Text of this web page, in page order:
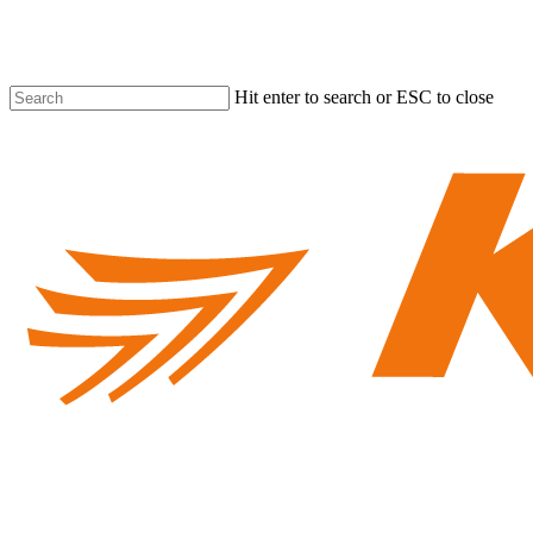
content
Hit enter to search or ESC to close